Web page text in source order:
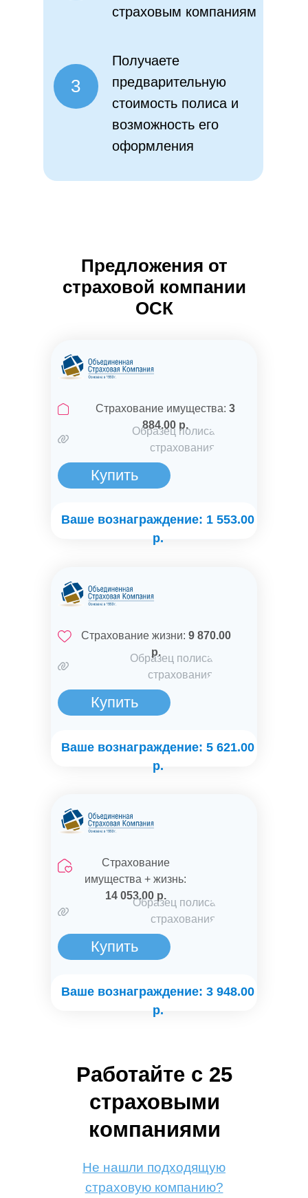
страховым компаниям
3
Получаете
предварительную
стоимость полиса и
возможность его
оформления
Страхование имущества: 3
884.00 р.
Купить
Ваше вознаграждение: 1 553.00
р.
Купить
Образец полиса
страхования
Ваше вознаграждение: 3 948.00
р.
Страхование
имущества + жизнь:
14 053.00 р.
Купить
Образец полиса
страхования
Ваше вознаграждение: 5 621.00
р.
Предложения от
страховой компании
ОСК
Образец полиса
страхования
Страхование жизни: 9 870.00
р.
Работайте с 25
страховыми
компаниями
Не нашли подходящую
страховую компанию?